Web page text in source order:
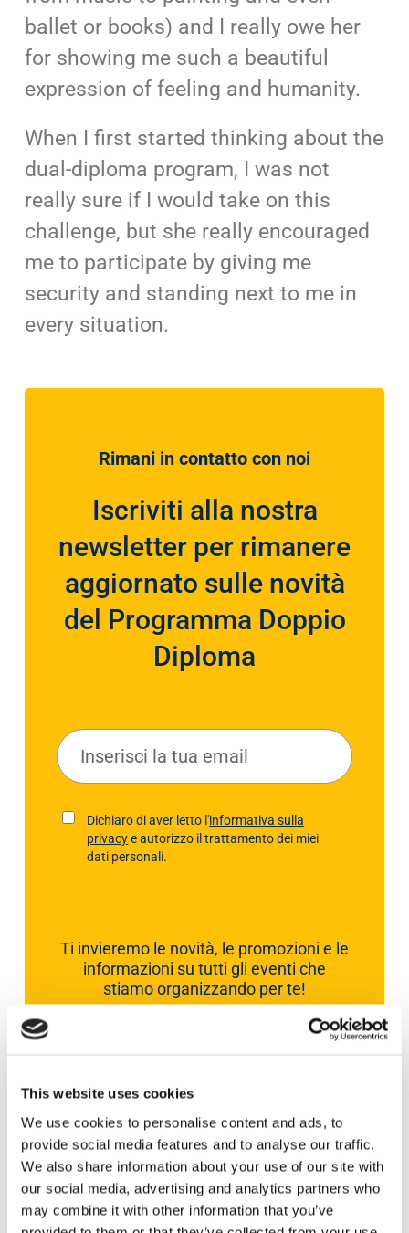
This website uses cookies
We use cookies to personalise content and ads, to
provide social media features and to analyse our traffic.
We also share information about your use of our site with
our social media, advertising and analytics partners who
may combine it with other information that you’ve
ballet or books) and I really owe her
for showing me such a beautiful
expression of feeling and humanity.
When I first started thinking about the
dual-diploma program, I was not
really sure if I would take on this
challenge, but she really encouraged
me to participate by giving me
security and standing next to me in
every situation.
Rimani in contatto con noi
Iscriviti alla nostra
newsletter per rimanere
aggiornato sulle novità
del Programma Doppio
Diploma
E
m
a
P
y
Dichiaro di aver letto l'informativa sulla
privacye autorizzo il trattamento dei miei
dati personali.
Ti invieremo le novità, le promozioni e le
informazioni su tutti gli eventi che
stiamo organizzando per te!
Video